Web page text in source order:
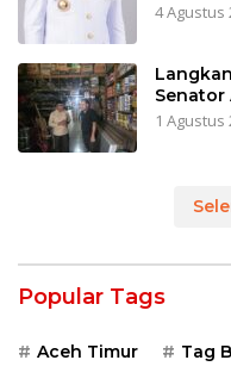
4 Agustus
Senator
1 Agustus
Popular Tags
Aceh Timur Tag